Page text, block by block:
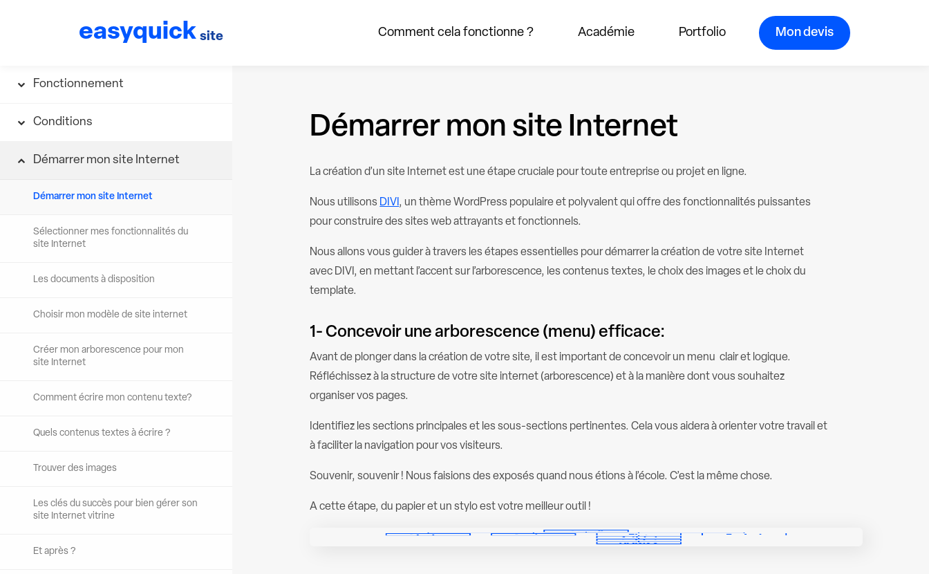
easyquick site Comment cela fonctionne ? Académie Portfolio Mon devis
Fonctionnement
Conditions
Démarrer mon site Internet
Démarrer mon site Internet
Sélectionner mes fonctionnalités du
site Internet
Les documents à disposition
Choisir mon modèle de site internet
Créer mon arborescence pour mon
site Internet
Comment écrire mon contenu texte?
Quels contenus textes à écrire ?
Trouver des images
Les clés du succès pour bien gérer son
site Internet vitrine
Et après ?
Démarrer mon site Internet
La création d’un site Internet est une étape cruciale pour toute entreprise ou projet en ligne.
Nous utilisons DIVI , un thème WordPress populaire et polyvalent qui offre des fonctionnalités puissantes
pour construire des sites web attrayants et fonctionnels.
Nous allons vous guider à travers les étapes essentielles pour démarrer la création de votre site Internet
avec DIVI, en mettant l’accent sur l’arborescence, les contenus textes, le choix des images et le choix du
template.
1- Concevoir une arborescence (menu) efficace:
Avant de plonger dans la création de votre site, il est important de concevoir un menu clair et logique.
Réfléchissez à la structure de votre site internet (arborescence) et à la manière dont vous souhaitez
organiser vos pages.
Identifiez les sections principales et les sous-sections pertinentes. Cela vous aidera à orienter votre travail et
à faciliter la navigation pour vos visiteurs.
Souvenir, souvenir ! Nous faisions des exposés quand nous étions à l’école. C’est la même chose.
A cette étape, du papier et un stylo est votre meilleur outil !